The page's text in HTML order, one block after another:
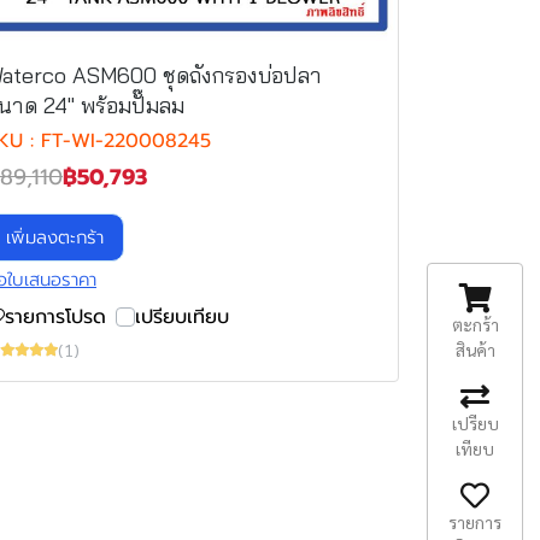
ASM600 ชุดถังกรองบ่อปลา
าด 24" พร้อมปั๊มลม
: FT-WI-220008245
฿50,793
เพิ่มลงตะกร้า
บเสนอราคา
รายการโปรด เปรียบเทียบ
(1)
ตะกร้า
สินค้า
เปรียบ
เทียบ
รายการ